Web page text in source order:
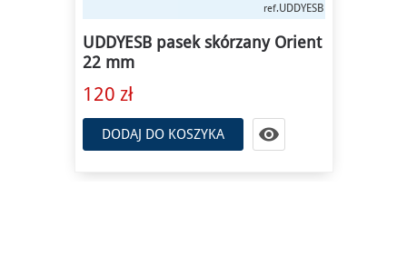
ref.UDDYESB
UDDYESB pasek skórzany Orient
22 mm
120 zł
DODAJ DO KOSZYKA 